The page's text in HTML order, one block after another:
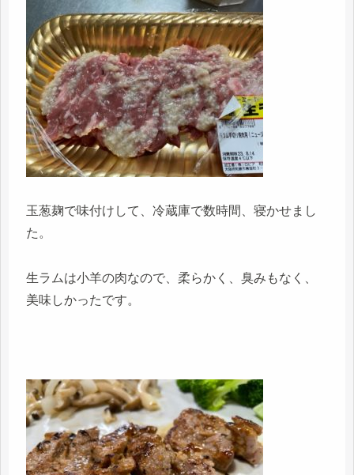
玉葱麹で味付けして、冷蔵庫で数時間、寝かせまし
た。
生ラムは小羊の肉なので、柔らかく、臭みもなく、
美味しかったです。